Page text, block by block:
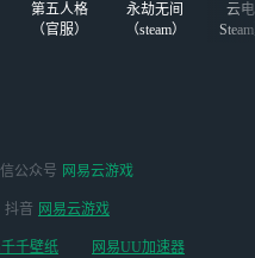
第五人格
（官服）
永劫无间
（steam）
云
公众号 网易云游戏
抖音 网易云游戏
千壁纸 网易UU加速器